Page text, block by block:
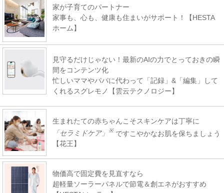
家が子育てのパートナー
家事も、心も、健康も住まいがサポート！【HESTA
ホーム】
見守るだけじゃない！最新のAIの力でとっておきの瞬
間をコンテンツ化
忙しいママやパパに代わって「記録」&「編集」して
くれるスグレモノ【雲云テクノロジー】
生まれたての赤ちゃんこそスキンケアは丁寧に
「セラミドケア」
※ ですこやかなお肌を保ちましょう
【花王】
物価高で固定費を見直すなら
超軽量ソーラーパネルで節電＆創エネがおすすめ